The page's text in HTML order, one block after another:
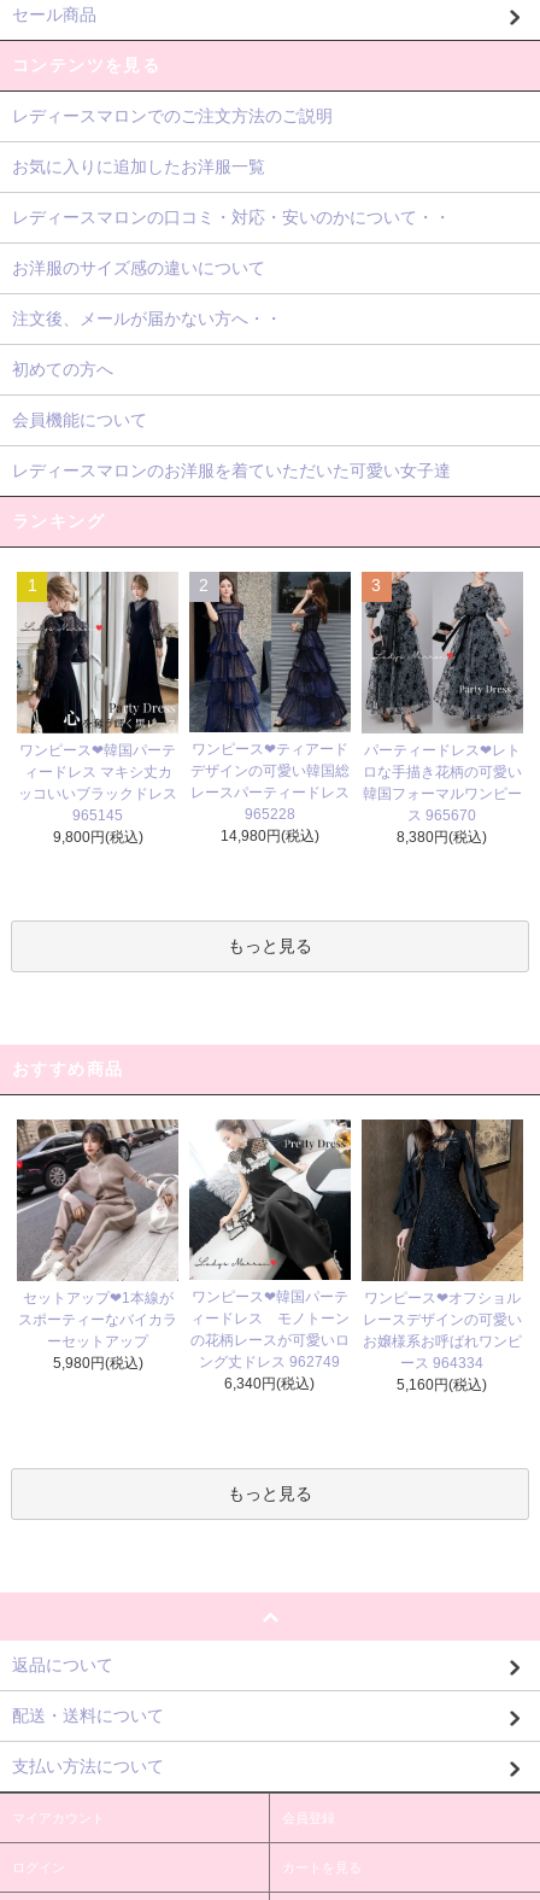
セール商品
コンテンツを見る
レディースマロンでのご注文方法のご説明
お気に入りに追加したお洋服一覧
レディースマロンの口コミ・対応・安いのかについて・・
お洋服のサイズ感の違いについて
注文後、メールが届かない方へ・・
初めての方へ
会員機能について
レディースマロンのお洋服を着ていただいた可愛い女子達
ランキング
1
ワンピース❤韓国パーテ
ィードレス マキシ丈カ
ッコいいブラックドレス
965145
9,800円(税込)
2
ワンピース❤ティアード
デザインの可愛い韓国総
レースパーティードレス
965228
14,980円(税込)
3
パーティードレス❤レト
ロな手描き花柄の可愛い
韓国フォーマルワンピー
ス 965670
8,380円(税込)
もっと見る
おすすめ商品
セットアップ❤1本線が
スポーティーなバイカラ
ーセットアップ
5,980円(税込)
ワンピース❤韓国パーテ
ィードレス モノトーン
の花柄レースが可愛いロ
ング丈ドレス 962749
6,340円(税込)
ワンピース❤オフショル
レースデザインの可愛い
お嬢様系お呼ばれワンピ
ース 964334
5,160円(税込)
もっと見る
返品について
配送・送料について
支払い方法について
マイアカウント 会員登録
ログイン カートを見る